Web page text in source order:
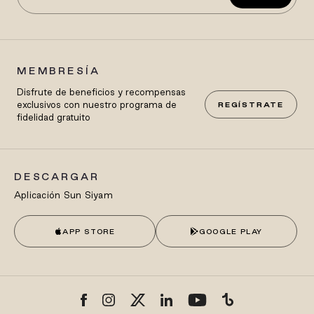
MEMBRESÍA
Disfrute de beneficios y recompensas
exclusivos con nuestro programa de
fidelidad gratuito
REGÍSTRATE
DESCARGAR
Aplicación Sun Siyam
APP STORE GOOGLE PLAY